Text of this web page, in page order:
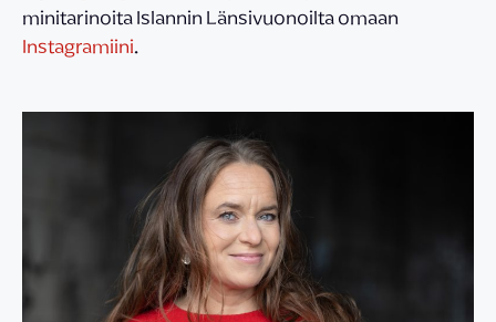
minitarinoita Islannin Länsivuonoilta omaan
Instagramiini.